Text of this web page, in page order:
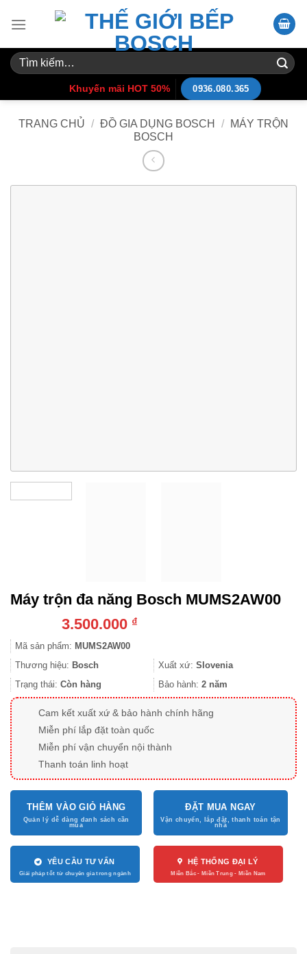
Tìm
kiếm:
Khuyến mãi HOT 50% 0936.080.365
TRANG CHỦ / ĐỒ GIA DỤNG BOSCH /
MÁY TRỘN
BOSCH
Máy trộn đa năng Bosch MUMS2AW00
3.500.000 ₫
Mã sản phẩm: MUMS2AW00
Thương hiệu: Bosch Xuất xứ: Slovenia
Trạng thái: Còn hàng Bảo hành: 2 năm
Cam kết xuất xứ & bảo hành chính hãng
Miễn phí lắp đặt toàn quốc
Miễn phí vận chuyển nội thành
Thanh toán linh hoạt
THÊM VÀO GIỎ HÀNG ĐẶT MUA NGAY
YÊU CẦU TƯ VẤN HỆ THỐNG ĐẠI LÝ